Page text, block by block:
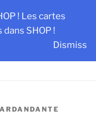
! Les cartes
SHOP !
Dismiss
Relationship